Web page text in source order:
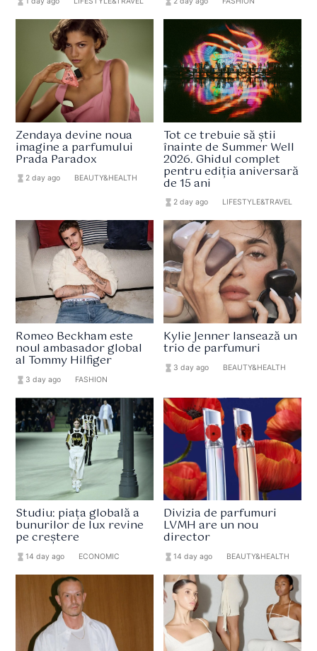
Zendaya devine noua
imagine a parfumului
Prada Paradox
hourglass_full 2 day ago BEAUTY&HEALTH
Tot ce trebuie să știi
înainte de Summer Well
2026. Ghidul complet
pentru ediția aniversară
de 15 ani
hourglass_full 2 day ago LIFESTYLE&TRAVEL
Romeo Beckham este
noul ambasador global
al Tommy Hilfiger
hourglass_full 3 day ago FASHION
Kylie Jenner lansează un
trio de parfumuri
hourglass_full 3 day ago BEAUTY&HEALTH
Studiu: piața globală a
bunurilor de lux revine
pe creștere
hourglass_full14 day ago ECONOMIC
Divizia de parfumuri
LVMH are un nou
director
hourglass_full 14 day ago BEAUTY&HEALTH